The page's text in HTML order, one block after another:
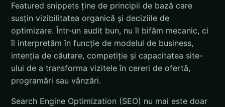
Featured snippets ține de principii de bază care
susțin vizibilitatea organică și deciziile de
optimizare. Într-un audit bun, nu îl bifăm mecanic, ci
îl interpretăm în funcție de modelul de business,
intenția de căutare, competiție și capacitatea site-
ului de a transforma vizitele în cereri de ofertă,
programări sau vânzări.
Search Engine Optimization (SEO) nu mai este doar